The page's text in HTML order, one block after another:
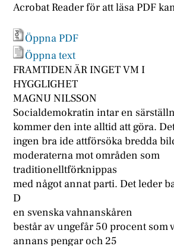
Acrobat Reader för att läsa PDF
Öppna PDF
Öppna text
FRAMTIDEN ÄR INGET VM I
HYGGLIGHET
MAGNU NILSSON
Socialdemokratin intar en
kommer den inte alltid att göra.
ingen bra ide attförsöka bredda
moderaterna mot områden som
traditionelltförknippas
med något annat parti. Det leder
D
en svenska vahnanskåren
består av ungefår 50 procent som
annans pengar och 25